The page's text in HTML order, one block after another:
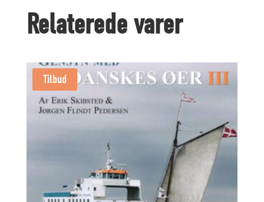
Relaterede varer
Tilbud